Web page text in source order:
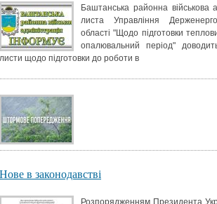
Баштанська районна військова
листа Управління
області "Щодо підготовки
опалювальний період"
листи щодо підготовки до роботи в
Нове в законодавстві